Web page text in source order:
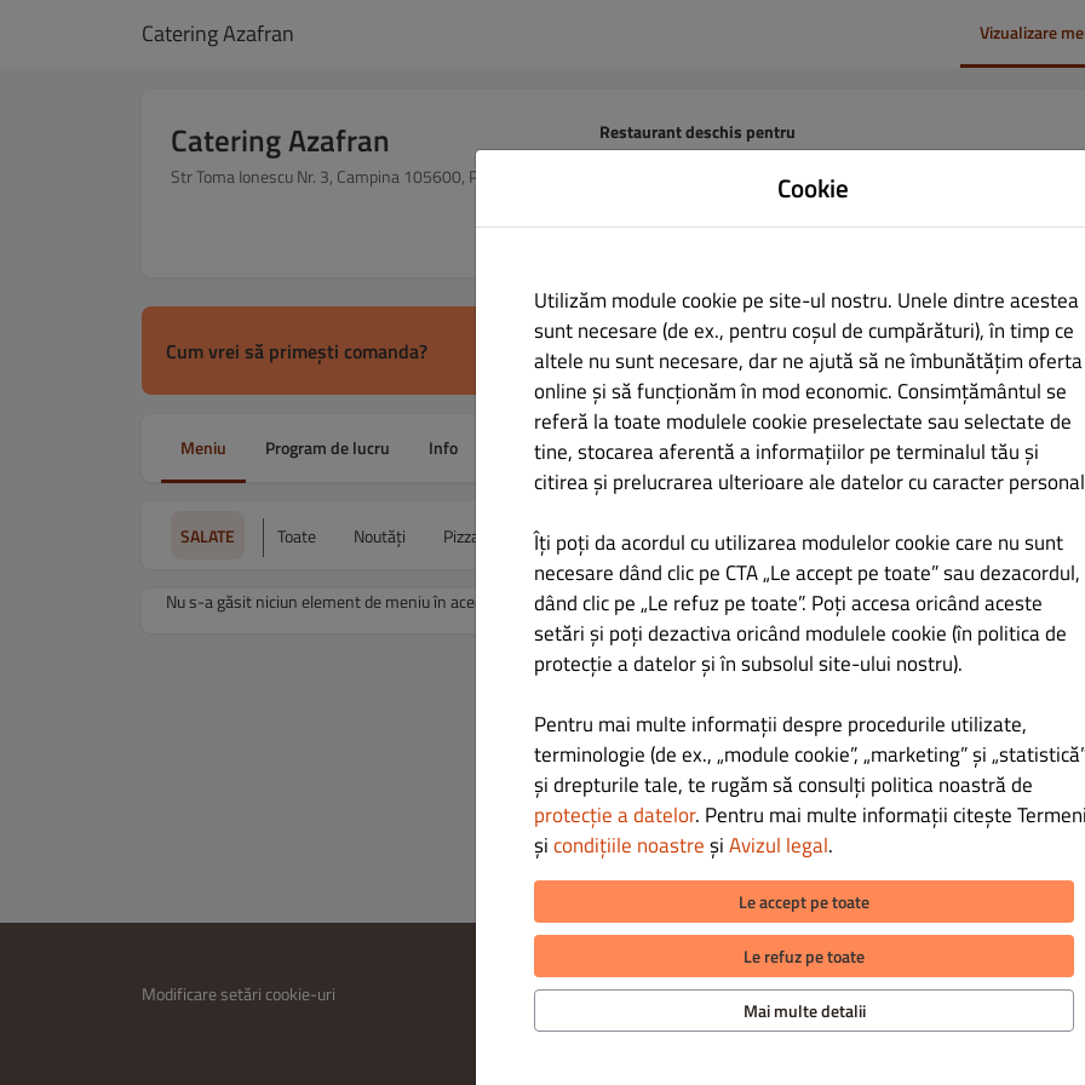
Catering Azafran Vizualizare
Catering Azafran
Str Toma Ionescu Nr. 3, Campina 105600, Prahova, Romania
Restaurant deschis pentru
Comenzi online (Livrare):
09:30 - 22:00
Comenzi online (Ridicare): 10:00 - 21:30
Cum vrei să primești comanda? Livrare Ridicare personală
Meniu Program de lucru Info Alergeni
SALATE Toate Noutăți Pizza mare 33 cm Pizza mică 27 cm Bistro MIC DEJUN ANTREURI CALDE
Nu s-a găsit niciun element de meniu în această categorie.
Modificare setări cookie-uri
INFORMAȚII
Contactează-ne
METODE DE PLATĂ PENTRU
Cookie
Utilizăm module cookie pe site-ul nostru. Unele dintre acestea
sunt necesare (de ex., pentru coșul de cumpărături), în timp ce
altele nu sunt necesare, dar ne ajută să ne îmbunătățim oferta
online și să funcționăm în mod economic. Consimțământul se
referă la toate modulele cookie preselectate sau selectate de
tine, stocarea aferentă a informațiilor pe terminalul tău și
citirea și prelucrarea ulterioare ale datelor cu caracter
Îți poți da acordul cu utilizarea modulelor cookie care nu sunt
necesare dând clic pe CTA „Le accept pe toate” sau dezacordul,
dând clic pe „Le refuz pe toate”. Poți accesa oricând aceste
setări și poți dezactiva oricând modulele cookie (în politica de
protecție a datelor și în subsolul site-ului nostru).
Pentru mai multe informații despre procedurile utilizate,
terminologie (de ex., „module cookie”, „marketing” și
și drepturile tale, te rugăm să consulți politica noastră de
protecție a datelor. Pentru mai multe informații citește
șicondițiile noastreșiAvizul legal.
Le accept pe toate
Le refuz pe toate
Mai multe detalii